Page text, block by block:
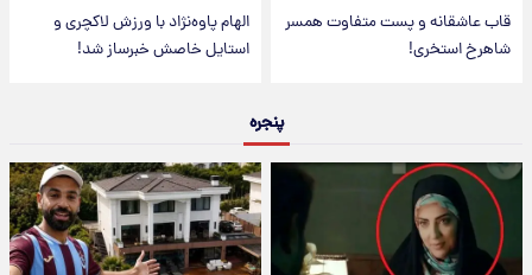
قاب عاشقانه و پست متفاوت همسر
شاهرخ استخری!
الهام پاوه‌نژاد با ورزش لاکچری و
استایل خاصش خبرساز شد!
پنجره